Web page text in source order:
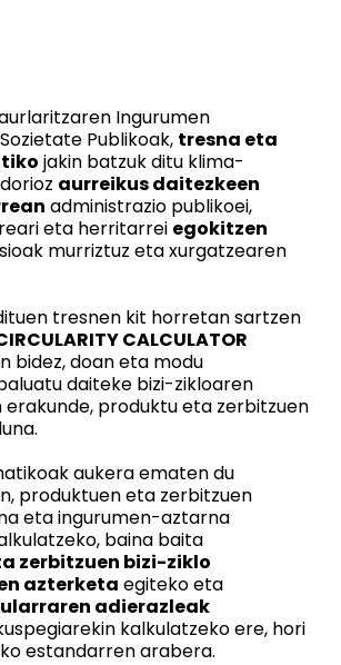
Ingurumen
Publikoak, tresna eta
jakin batzuk ditu klima-
aurreikus daitezkeen
administrazio publikoei,
eta herritarrei egokitzen
murriztuz eta xurgatzearen
tresnen kit horretan sartzen
CALCULATOR
bidez, doan eta modu
daiteke bizi-zikloaren
erakunde, produktu eta zerbitzuen
aukera ematen du
produktuen eta zerbitzuen
eta ingurumen-aztarna
baina baita
zerbitzuen bizi-ziklo
azterketa egiteko eta
adierazleak
kalkulatzeko ere, hori
estandarren arabera.